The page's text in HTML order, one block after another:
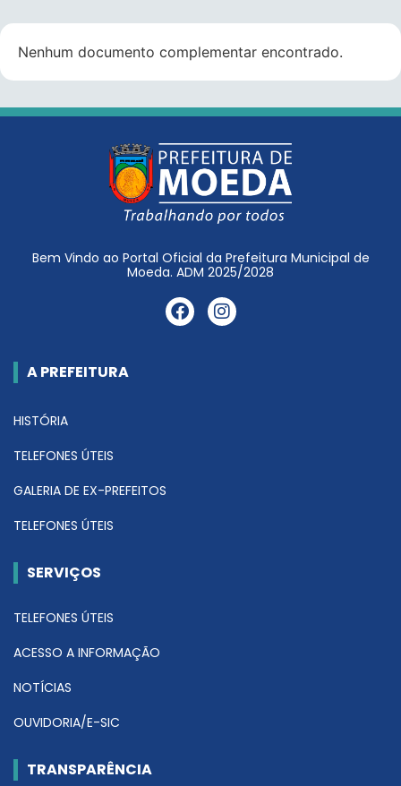
Nenhum documento complementar encontrado.
Bem Vindo ao Portal Oficial da Prefeitura Municipal de
Moeda. ADM 2025/2028
A PREFEITURA
HISTÓRIA
TELEFONES ÚTEIS
GALERIA DE EX-PREFEITOS
TELEFONES ÚTEIS
SERVIÇOS
TELEFONES ÚTEIS
ACESSO A INFORMAÇÃO
NOTÍCIAS
OUVIDORIA/E-SIC
TRANSPARÊNCIA